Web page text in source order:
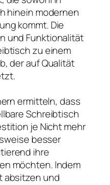
hinein modernen
kommt. Die
und Funktionalität
zu einem
der auf Qualität
ermitteln, dass
Schreibtisch
je Nicht mehr
besser
ihre
möchten. Indem
absitzen und